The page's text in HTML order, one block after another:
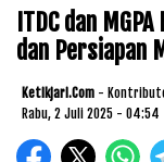
ITDC dan
dan Persiapan
Ketikjari.com -
Rabu, 2 Juli 2025 - 04:54